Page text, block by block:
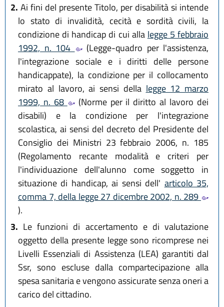
2. Ai fini del presente Titolo, per disabilità si intende
lo stato di invalidità, cecità e sordità civili, la
condizione di handicap di cui alla legge 5 febbraio
1992, n. 104
(Legge-quadro per l'assistenza,
l'integrazione sociale e i diritti delle persone
handicappate), la condizione per il collocamento
mirato al lavoro, ai sensi della legge 12 marzo
1999, n. 68
(Norme per il diritto al lavoro dei
disabili) e la condizione per l'integrazione
scolastica, ai sensi del decreto del Presidente del
Consiglio dei Ministri 23 febbraio 2006, n. 185
(Regolamento recante modalità e criteri per
l'individuazione dell'alunno come soggetto in
situazione di handicap, ai sensi dell' articolo 35,
comma 7, della legge 27 dicembre 2002, n. 289
).
3. Le funzioni di accertamento e di valutazione
oggetto della presente legge sono ricomprese nei
Livelli Essenziali di Assistenza (LEA) garantiti dal
Ssr, sono escluse dalla compartecipazione alla
spesa sanitaria e vengono assicurate senza oneri a
carico del cittadino.